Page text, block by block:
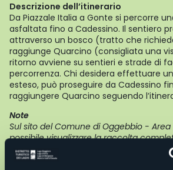
Descrizione dell’itinerario
Da Piazzale Italia a Gonte si percorre
asfaltata fino a Cadessino. Il sentiero
attraverso un bosco (tratto che
raggiunge Quarcino (consigliata una
ritorno avviene su sentieri e strade di
percorrenza. Chi desidera effettuare
esteso, può proseguire da Cadessino
raggiungere Quarcino seguendo
Note
Sul sito del Comune di Oggebbio -
possibile visualizzare la raccolta
Nordic Walking Park della località.
certificazione percorsi: Scuola del